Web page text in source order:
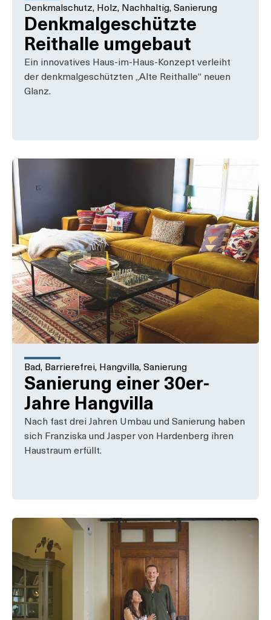
Denkmalschutz, Holz, Nachhaltig, Sanierung
Denkmalgeschützte
Reithalle umgebaut
Ein innovatives Haus-im-Haus-Konzept verleiht
der denkmalgeschützten „Alte Reithalle“ neuen
Glanz.
Bad, Barrierefrei, Hangvilla, Sanierung
Sanierung einer 30er-
Jahre Hangvilla
Nach fast drei Jahren Umbau und Sanierung haben
sich Franziska und Jasper von Hardenberg ihren
Haustraum erfüllt.